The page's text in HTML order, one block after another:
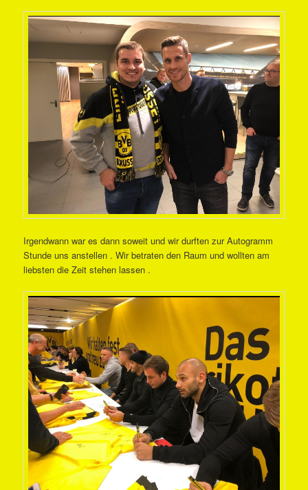
Irgendwann war es dann soweit und wir durften zur Autogramm
Stunde uns anstellen . Wir betraten den Raum und wollten am
liebsten die Zeit stehen lassen .